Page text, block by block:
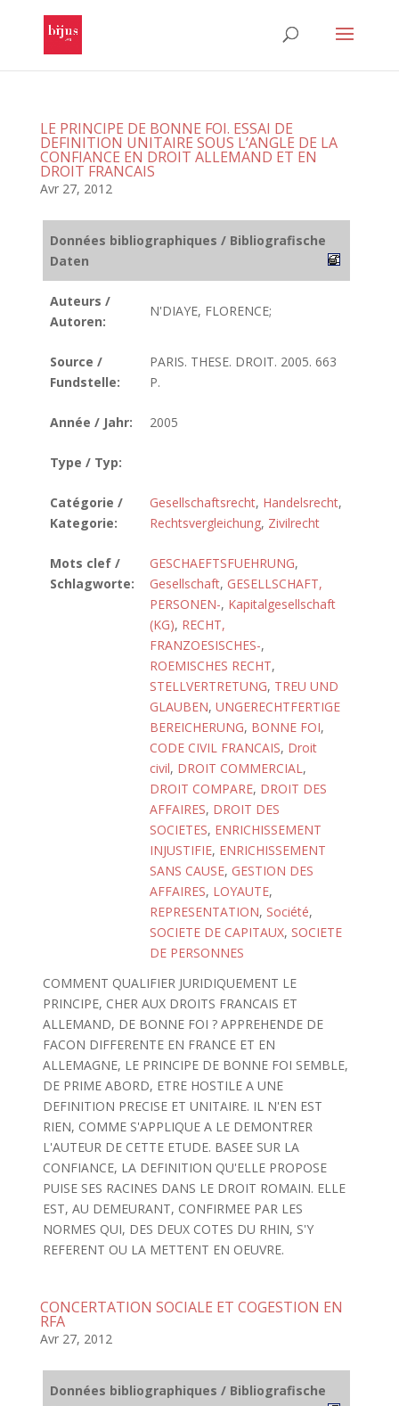
LE PRINCIPE DE BONNE FOI. ESSAI DE
DEFINITION UNITAIRE SOUS L’ANGLE DE LA
CONFIANCE EN DROIT ALLEMAND ET EN
DROIT FRANCAIS
Avr 27, 2012
Données bibliographiques / Bibliografische
Daten
Auteurs /
Autoren:
N'DIAYE, FLORENCE;
Source /
Fundstelle:
PARIS. THESE. DROIT. 2005. 663
P.
Année / Jahr: 2005
Type / Typ:
Catégorie /
Kategorie:
Gesellschaftsrecht, Handelsrecht,
Rechtsvergleichung, Zivilrecht
Mots clef /
Schlagworte:
GESCHAEFTSFUEHRUNG,
Gesellschaft, GESELLSCHAFT,
PERSONEN-, Kapitalgesellschaft
(KG), RECHT,
FRANZOESISCHES-,
ROEMISCHES RECHT,
STELLVERTRETUNG, TREU UND
GLAUBEN, UNGERECHTFERTIGE
BEREICHERUNG, BONNE FOI,
CODE CIVIL FRANCAIS, Droit
civil, DROIT COMMERCIAL,
DROIT COMPARE, DROIT DES
AFFAIRES, DROIT DES
SOCIETES, ENRICHISSEMENT
INJUSTIFIE, ENRICHISSEMENT
SANS CAUSE, GESTION DES
AFFAIRES, LOYAUTE,
REPRESENTATION, Société,
SOCIETE DE CAPITAUX, SOCIETE
DE PERSONNES
COMMENT QUALIFIER JURIDIQUEMENT LE
PRINCIPE, CHER AUX DROITS FRANCAIS ET
ALLEMAND, DE BONNE FOI ? APPREHENDE DE
FACON DIFFERENTE EN FRANCE ET EN
ALLEMAGNE, LE PRINCIPE DE BONNE FOI SEMBLE,
DE PRIME ABORD, ETRE HOSTILE A UNE
DEFINITION PRECISE ET UNITAIRE. IL N'EN EST
RIEN, COMME S'APPLIQUE A LE DEMONTRER
L'AUTEUR DE CETTE ETUDE. BASEE SUR LA
CONFIANCE, LA DEFINITION QU'ELLE PROPOSE
PUISE SES RACINES DANS LE DROIT ROMAIN. ELLE
EST, AU DEMEURANT, CONFIRMEE PAR LES
NORMES QUI, DES DEUX COTES DU RHIN, S'Y
REFERENT OU LA METTENT EN OEUVRE.
CONCERTATION SOCIALE ET COGESTION EN
RFA
Avr 27, 2012
Données bibliographiques / Bibliografische